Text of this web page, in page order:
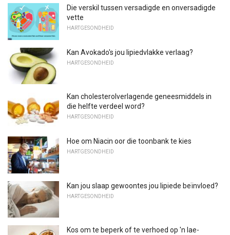
Die verskil tussen versadigde en onversadigde
vette
HARTGESONDHEID
Kan Avokado's jou lipiedvlakke verlaag?
HARTGESONDHEID
Kan cholesterolverlagende geneesmiddels in
die helfte verdeel word?
HARTGESONDHEID
Hoe om Niacin oor die toonbank te kies
HARTGESONDHEID
Kan jou slaap gewoontes jou lipiede beïnvloed?
HARTGESONDHEID
Kos om te beperk of te verhoed op 'n lae-